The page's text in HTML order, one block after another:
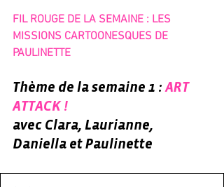
FIL ROUGE DE LA SEMAINE : LES
MISSIONS CARTOONESQUES DE
PAULINETTE
Thème de la semaine 1 : ART
ATTACK !
avec Clara, Laurianne,
Daniella et Paulinette